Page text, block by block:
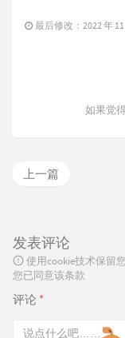
最后修改：2022 年 11
如果觉
上一篇
发表评论
使用cookie技术保留
您已同意该条款
评论 *